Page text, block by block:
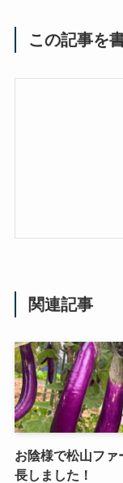
この記事を
関連記事
お陰様で松山ファ
長しました！